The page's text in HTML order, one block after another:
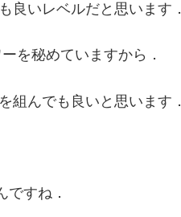
良いレベルだと思います．
を秘めていますから．
組んでも良いと思います．
すね．